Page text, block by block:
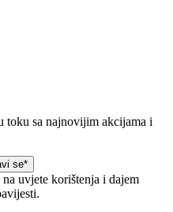
toku sa najnovijim akcijama i
se*
uvjete korištenja i dajem